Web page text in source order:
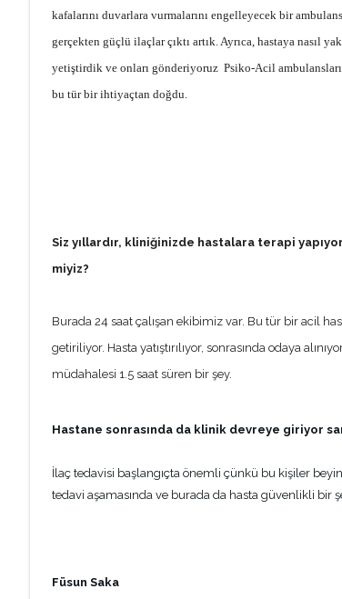
kafalarını duvarlara vurmalarını engelleyecek bir
gerçekten güçlü ilaçlar çıktı artık. Ayrıca, hastaya nasıl
yetiştirdik ve onları gönderiyoruz Psiko-Acil ambulansları
bu tür bir ihtiyaçtan doğdu.
Siz yıllardır, kliniğinizde hastalara terapi
miyiz?
Burada 24 saat çalışan ekibimiz var. Bu tür bir acil
getiriliyor. Hasta yatıştırılıyor, sonrasında odaya
müdahalesi 1.5 saat süren bir şey.
Hastane sonrasında da klinik devreye giriyor
İlaç tedavisi başlangıçta önemli çünkü bu kişiler
tedavi aşamasında ve burada da hasta güvenlikli bir
Füsun Saka